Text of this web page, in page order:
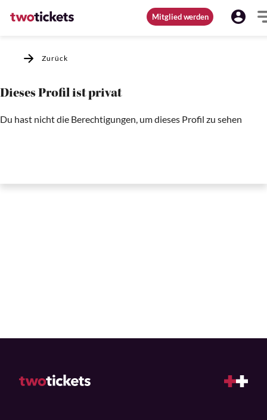
Mitglied werden
Zurück
Dieses Profil ist privat
Du hast nicht die Berechtigungen, um dieses Profil zu sehen